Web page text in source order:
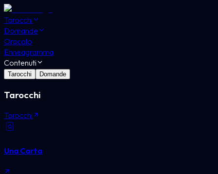
Tarocchi
Domande
Oracolo
Enneagramma
Contenuti
Tarocchi Domande
Tarocchi
Tarocchi
Una Carta